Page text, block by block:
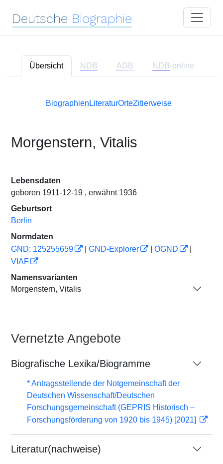
Deutsche Biographie
Übersicht NDB ADB NDB-online
Biographien LiteraturOrteZitierweise
Morgenstern, Vitalis
Lebensdaten
geboren 1911-12-19 , erwähnt 1936
Geburtsort
Berlin
Normdaten
GND: 125255659
GND-Explorer OGND
VIAF
Namensvarianten
Morgenstern, Vitalis
Vernetzte Angebote
Biografische Lexika/Biogramme
* Antragsstellende der Notgemeinschaft der
Deutschen Wissenschaft/Deutschen
Forschungsgemeinschaft (GEPRIS Historisch –
Forschungsförderung von 1920 bis 1945) [2021]
Literatur(nachweise)